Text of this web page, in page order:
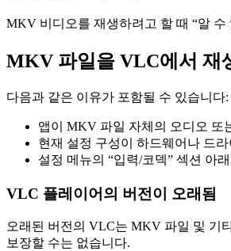
MKV 비디오를 재생하려고 할 때 “알
MKV 파일을 VLC에서 재
다음과 같은 이유가 포함될 수 있습니다:
앱이 MKV 파일 자체의 오디오 또
현재 설정 구성이 하드웨어나 드
설정 메뉴의 “입력/코덱” 섹션 아
VLC 플레이어의 버전이 오래됨
오래된 버전의 VLC는 MKV 파일 및 기
보장할 수는 없습니다.